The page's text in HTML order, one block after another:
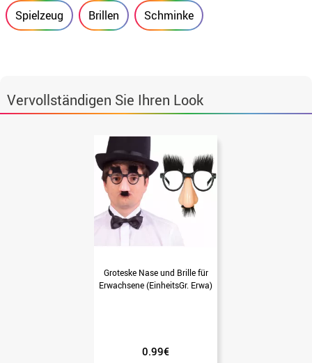
Spielzeug Brillen Schminke
Vervollständigen Sie Ihren Look
Groteske Nase und Brille für
Erwachsene (EinheitsGr. Erwa)
0.99€